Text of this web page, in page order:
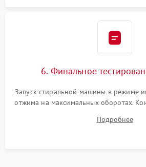
6. Финальное
Запуск стиральной машины в режиме
отжима на максимальных оборотах.
корректности слива, отсутствия
посторонних стуков и протечек
Подробнее